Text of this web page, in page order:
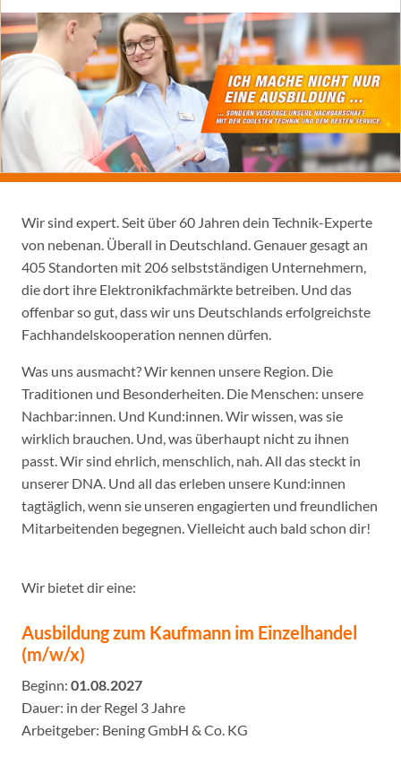
Wir sind expert. Seit über 60 Jahren dein Technik-Experte
von nebenan. Überall in Deutschland. Genauer gesagt an
405 Standorten mit 206 selbstständigen Unternehmern,
die dort ihre Elektronikfachmärkte betreiben. Und das
offenbar so gut, dass wir uns Deutschlands erfolgreichste
Fachhandelskooperation nennen dürfen.
Was uns ausmacht? Wir kennen unsere Region. Die
Traditionen und Besonderheiten. Die Menschen: unsere
Nachbar:innen. Und Kund:innen. Wir wissen, was sie
wirklich brauchen. Und, was überhaupt nicht zu ihnen
passt. Wir sind ehrlich, menschlich, nah. All das steckt in
unserer DNA. Und all das erleben unsere Kund:innen
tagtäglich, wenn sie unseren engagierten und freundlichen
Mitarbeitenden begegnen. Vielleicht auch bald schon dir!
Wir bietet dir eine:
Ausbildung zum Kaufmann im Einzelhandel
(m/w/x)
Beginn: 01.08.2027
Dauer: in der Regel 3 Jahre
Arbeitgeber: Bening GmbH & Co. KG